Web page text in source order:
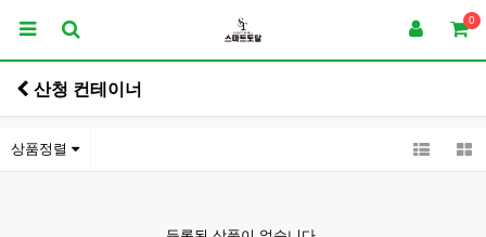
0
산청 컨테이너
상품정렬